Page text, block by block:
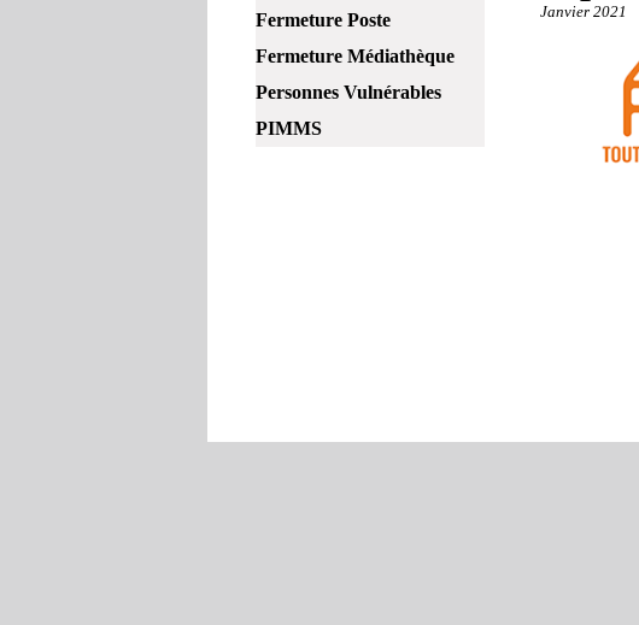
Fermeture Poste
Fermeture Médiathèque
Personnes Vulnérables
PIMMS
Janvier 2021